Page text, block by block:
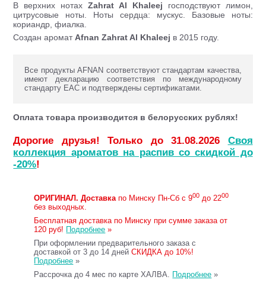
В верхних нотахZahrat Al Khaleej господствуют лимон,
цитрусовые ноты. Ноты сердца: мускус. Базовые ноты:
кориандр, фиалка.
Создан аромат Afnan Zahrat Al Khaleej в 2015 году.
Все продукты AFNAN соответствуют стандартам качества,
имеют декларацию соответствия по международному
стандарту ЕАС и подтверждены сертификатами.
Оплата товара производится в белорусских рублях!
Дорогие друзья! Только до 31.08.2026 Своя
коллекция ароматов на распив со скидкой до
-20%!
ОРИГИНАЛ. Доставкапо Минску Пн-Сб с 900 до 2200
без выходных.
Бесплатная доставка по Минску при сумме заказа от
120 руб! Подробнее »
При оформлении предварительного заказа с
доставкой от 3 до 14 днейСКИДКА до 10%!
Подробнее »
Рассрочка до 4 мес по карте ХАЛВА. Подробнее »